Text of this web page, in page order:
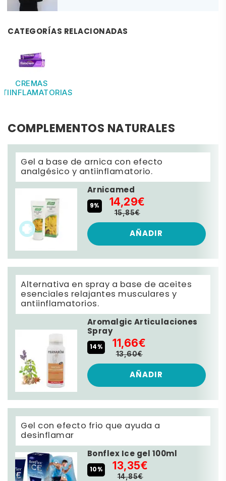
CATEGORÍAS RELACIONADAS
CREMAS
COMPLEMENTOS NATURALES
Gel a base de arnica con efecto
analgésico y antiinflamatorio.
Arnicamed
9% 14,29€
15,85€
AÑADIR
Alternativa en spray a base de aceites
esenciales relajantes musculares y
antiinflamatorios.
Aromalgic Articulaciones
Spray
14% 11,66€
13,60€
AÑADIR
Gel con efecto frio que ayuda a
desinflamar
Bonflex Ice gel 100ml
10% 13,35€
14,85€